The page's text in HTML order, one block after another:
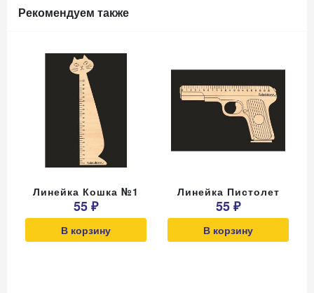
Рекомендуем также
Линейка Кошка №1
55 ₽
В корзину
Линейка Пистолет
55 ₽
В корзину